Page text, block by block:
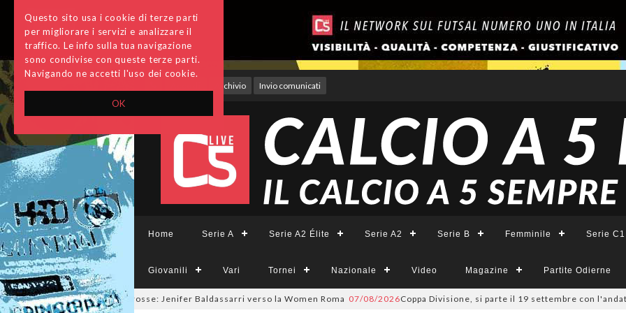
OK
Questo sito usa i cookie di terze parti
per migliorare i servizi e analizzare il
traffico. Le info sulla tua navigazione
sono condivise con queste terze parti.
Navigando ne accetti l'uso dei cookie.
Archivio Invio comunicati
Home Serie A Serie A2 Élite Serie A2 Serie B Femminile Serie C1
Giovanili Vari Tornei Nazionale Video Magazine Partite Odierne
a tinte giallorosse: Jenifer Baldassarri verso la Women Roma 07/08/2026Coppa Divisione, si parte il 19 settembre con l'andata